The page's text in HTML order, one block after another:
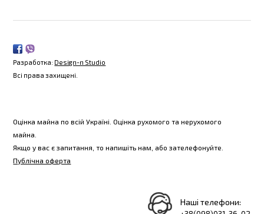
Разработка: Design-n Studio
Всі права захищені.
Оцінка майнапо всій Україні. Оцінка рухомого та нерухомого
майна.
Якщо у вас є запитання, тонапишіть нам , або зателефонуйте.
Публічна оферта
Наші телефони: